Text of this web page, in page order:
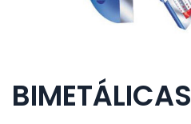
BIMETÁLICAS